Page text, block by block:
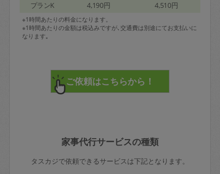
プランK 4,190円 4,510円
※1時間あたりの料金になります。
※1時間あたりの金額は税込みですが､交通費は別途にてお支払いに
なります｡
家事代行サービスの種類
タスカジで依頼できるサービスは下記となります。